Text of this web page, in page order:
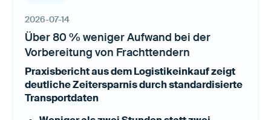
2026-07-14
Über 80 % weniger Aufwand bei der
Vorbereitung von Frachttendern
Praxisbericht aus dem Logistikeinkauf zeigt
deutliche Zeitersparnis durch standardisierte
Transportdaten